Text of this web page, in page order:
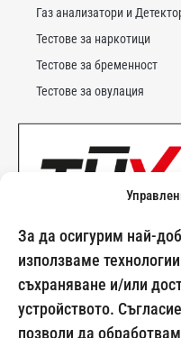
За да осигурим най-
използваме
съхраняване и/или
устройството.
позволи да
Газ анализатори и
Тестове за наркотици
Тестове за бременност
Тестове за овулация